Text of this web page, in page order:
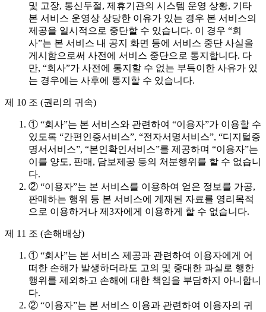
및 고장, 통신두절, 제휴기관의 시스템 운영 상황, 기타
본 서비스 운영상 상당한 이유가 있는 경우 본 서비스의
제공을 일시적으로 중단할 수 있습니다. 이 경우 “회
사”는 본 서비스 내 공지 화면 등에 서비스 중단 사실을
게시함으로써 사전에 서비스 중단으로 통지합니다. 다
만, “회사”가 사전에 통지할 수 없는 부득이한 사유가 있
는 경우에는 사후에 통지할 수 있습니다.
제 10 조 (권리의 귀속)
① “회사”는 본 서비스와 관련하여 “이용자”가 이용할 수
있도록 “간편인증서비스”, “전자서명서비스”, “디지털증
명서서비스”, “본인확인서비스”를 제공하며 “이용자”는
이를 양도, 판매, 담보제공 등의 처분행위를 할 수 없습니
다.
② “이용자”는 본 서비스를 이용하여 얻은 정보를 가공,
판매하는 행위 등 본 서비스에 게재된 자료를 영리목적
으로 이용하거나 제3자에게 이용하게 할 수 없습니다.
제 11 조 (손해배상)
① “회사”는 본 서비스 제공과 관련하여 이용자에게 어
떠한 손해가 발생하더라도 고의 및 중대한 과실로 행한
행위를 제외하고 손해에 대한 책임을 부담하지 아니합니
다.
② “이용자”는 본 서비스 이용과 관련하여 이용자의 귀